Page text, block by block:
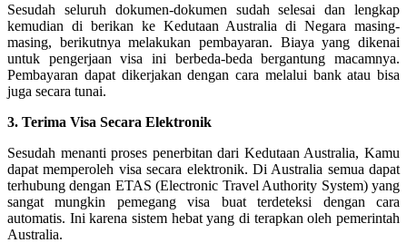
Sesudah seluruh dokumen-dokumen sudah selesai dan lengkap
kemudian di berikan ke Kedutaan Australia di Negara masing-
masing, berikutnya melakukan pembayaran. Biaya yang dikenai
untuk pengerjaan visa ini berbeda-beda bergantung macamnya.
Pembayaran dapat dikerjakan dengan cara melalui bank atau bisa
juga secara tunai.
3. Terima Visa Secara Elektronik
Sesudah menanti proses penerbitan dari Kedutaan Australia, Kamu
dapat memperoleh visa secara elektronik. Di Australia semua dapat
terhubung dengan ETAS (Electronic Travel Authority System) yang
sangat mungkin pemegang visa buat terdeteksi dengan cara
automatis. Ini karena sistem hebat yang di terapkan oleh pemerintah
Australia.